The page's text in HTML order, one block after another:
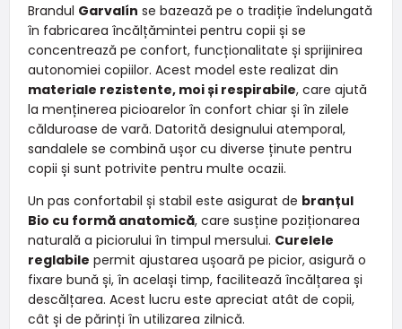
Brandul Garvalín se bazează pe o tradiție îndelungată
în fabricarea încălțămintei pentru copii și se
concentrează pe confort, funcționalitate și sprijinirea
autonomiei copiilor. Acest model este realizat din
materiale rezistente, moi și respirabile, care ajută
la menținerea picioarelor în confort chiar și în zilele
călduroase de vară. Datorită designului atemporal,
sandalele se combină ușor cu diverse ținute pentru
copii și sunt potrivite pentru multe ocazii.
Un pas confortabil și stabil este asigurat de branțul
Bio cu formă anatomică, care susține poziționarea
naturală a piciorului în timpul mersului. Curelele
reglabile permit ajustarea ușoară pe picior, asigură o
fixare bună și, în același timp, facilitează încălțarea și
descălțarea. Acest lucru este apreciat atât de copii,
cât și de părinți în utilizarea zilnică.